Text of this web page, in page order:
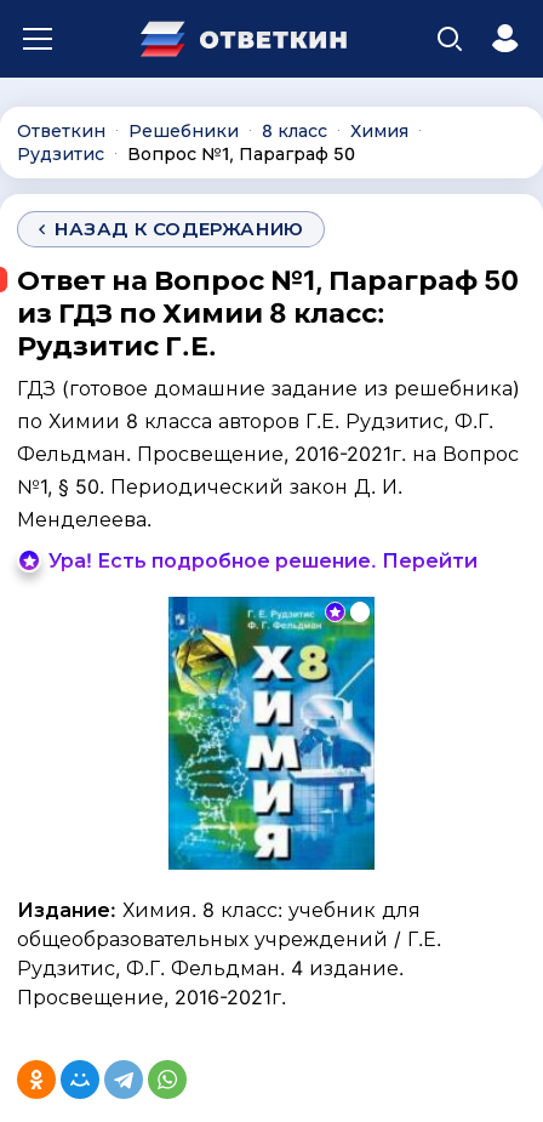
Ответкин ∙ Решебники ∙ 8 класс ∙ Химия ∙
Рудзитис ∙ Вопрос №1, Параграф 50
НАЗАД К СОДЕРЖАНИЮ
Ответ на Вопрос №1, Параграф 50
из ГДЗ по Химии 8 класс:
Рудзитис Г.Е.
ГДЗ (готовое домашние задание из решебника)
по Химии 8 класса авторов Г.Е. Рудзитис, Ф.Г.
Фельдман. Просвещение, 2016-2021г. на Вопрос
№1, § 50. Периодический закон Д. И.
Менделеева.
Ура! Есть подробное решение. Перейти
Издание: Химия. 8 класс: учебник для
общеобразовательных учреждений / Г.Е.
Рудзитис, Ф.Г. Фельдман. 4 издание.
Просвещение, 2016-2021г.